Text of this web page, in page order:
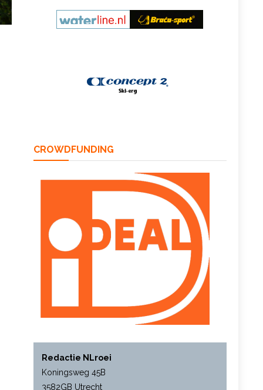
CROWDFUNDING
Redactie NLroei
Koningsweg 45B
3582GB Utrecht